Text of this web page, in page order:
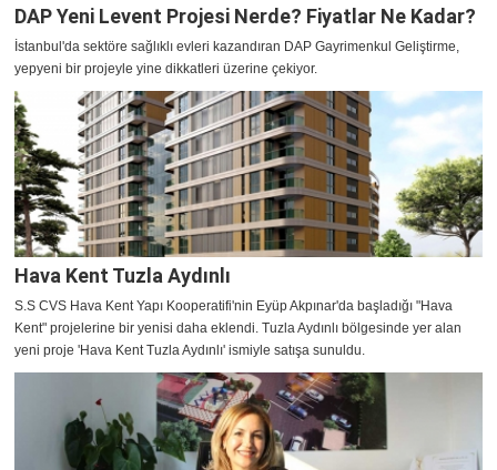
DAP Yeni Levent Projesi Nerde? Fiyatlar Ne Kadar?
İstanbul'da sektöre sağlıklı evleri kazandıran DAP Gayrimenkul Geliştirme,
yepyeni bir projeyle yine dikkatleri üzerine çekiyor.
Hava Kent Tuzla Aydınlı
S.S CVS Hava Kent Yapı Kooperatifi'nin Eyüp Akpınar'da başladığı "Hava
Kent" projelerine bir yenisi daha eklendi. Tuzla Aydınlı bölgesinde yer alan
yeni proje 'Hava Kent Tuzla Aydınlı' ismiyle satışa sunuldu.